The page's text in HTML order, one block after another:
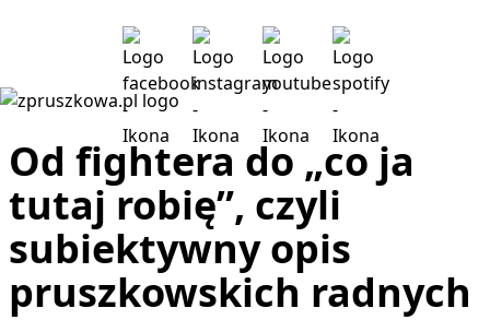
Od fightera do „co ja
tutaj robię”, czyli
subiektywny opis
pruszkowskich radnych